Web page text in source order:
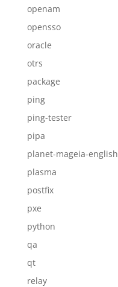
openam
opensso
oracle
otrs
package
ping
ping-tester
pipa
planet-mageia-english
plasma
postfix
pxe
python
qa
qt
relay